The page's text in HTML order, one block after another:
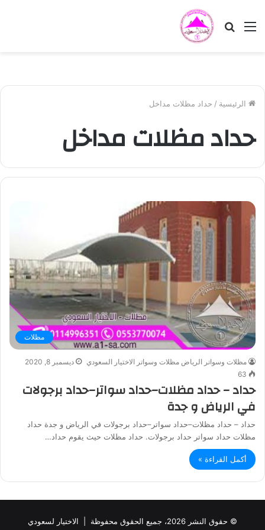
القائمة بحث
الرئيسية / حداد مظلات مداخل
حداد مظلات مداخل
مظلات
مظلات وسواتر الرياض مظلات وسواتر الاختيار السعودي
ديسمبر 8, 2020
63
حداد – حداد مظلات–حداد سواتر–حداد برجولات
في الرياض و جدة
حداد – حداد مظلات–حداد سواتر–حداد برجولات في الرياض و جدة حداد
مظلات حداد سواتر حداد برجولات. حداد مظلات حيث يقوم حداد…
أكمل القراءة »
© حقوق النشر 2026، جميع الحقوق محفوظة | الاختيار لسعودي